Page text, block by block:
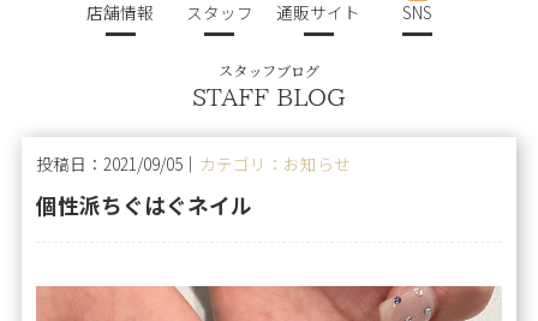
店舗情報 スタッフ 通販サイト SNS
スタッフブログ
STAFF BLOG
投稿日：2021/09/05｜ カテゴリ：お知らせ
個性派ちぐはぐネイル